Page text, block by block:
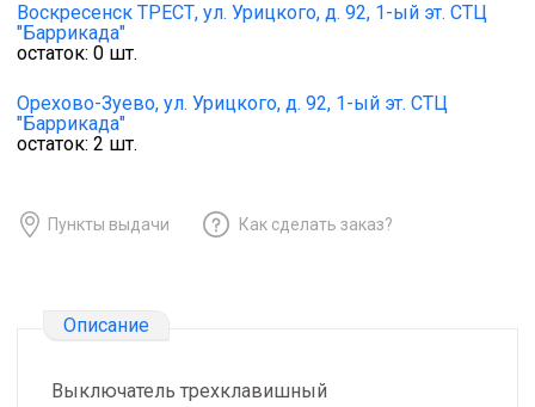
Воскресенск ТРЕСТ, ул. Урицкого, д. 92, 1-ый эт. СТЦ
"Баррикада"
остаток: 0 шт.
Орехово-Зуево, ул. Урицкого, д. 92, 1-ый эт. СТЦ
"Баррикада"
остаток: 2 шт.
Пункты выдачи Как сделать заказ?
Описание
Выключатель трехклавишный